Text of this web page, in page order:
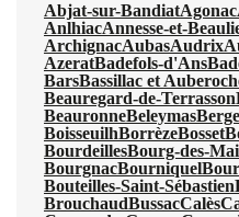
Abjat-sur-BandiatAgonac
AnlhiacAnnesse-et-
ArchignacAubasAudrix
AzeratBadefols-d'Ans
BarsBassillac et
Beauregard-de-Terrasson
BeauronneBeleymas
BoisseuilhBorrèzeBosset
BourdeillesBourg-des-
BourgnacBourniquel
Bouteilles-Saint-Sébastien
BrouchaudBussacCalès